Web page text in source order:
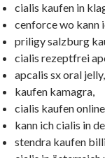
cialis kaufen in
cenforce wo kann
priligy salzburg
cialis rezeptfrei
apcalis sx oral jelly,
kaufen kamagra,
cialis kaufen
kann ich cialis in
stendra kaufen